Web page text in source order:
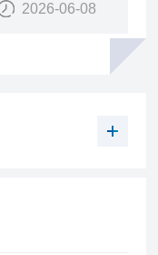
2026-06-08